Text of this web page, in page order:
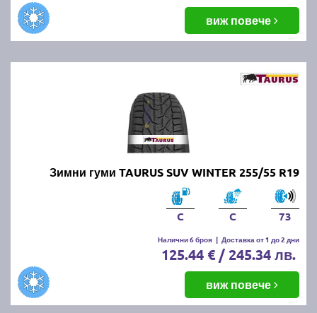
виж повече
Зимни гуми TAURUS SUV WINTER 255/55 R19
C C 73
Налични 6 броя | Доставка от 1 до 2 дни
125.44 € / 245.34 лв.
виж повече